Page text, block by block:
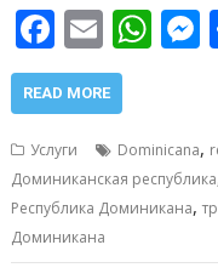
F
ac
e
b
o
o
k
E
m
ai
l
W
s
A
p
p
READ MORE
Услуги Dominicana,
Доминиканская республика
Республика Доминикана,
Доминикана